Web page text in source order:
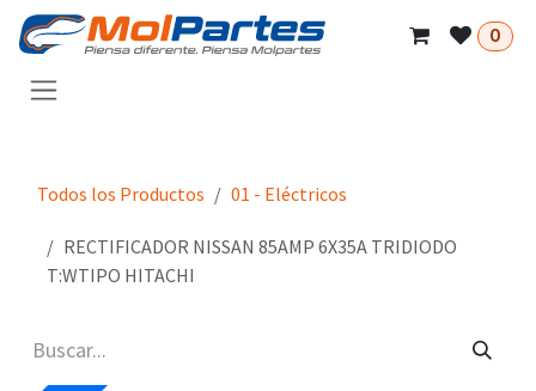
Ir al contenido
0
Todos los Productos 01 - Eléctricos
RECTIFICADOR NISSAN 85AMP 6X35A TRIDIODO
T:WTIPO HITACHI